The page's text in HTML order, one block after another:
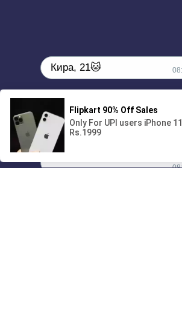
01/07
00:00
Кира, 21🐱
Поиграешь со мной? 💖🐾